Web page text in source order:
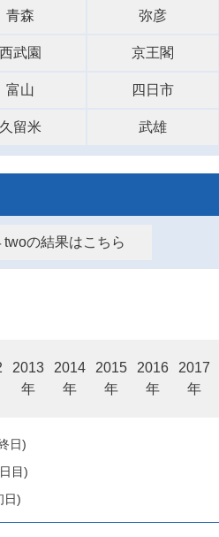
青森 弥彦
西武園 京王閣
富山 四日市
久留米 武雄
の結果はこちら
2013
年
2014
年
2015
年
2016
年
2017
年
日)
目)
日)